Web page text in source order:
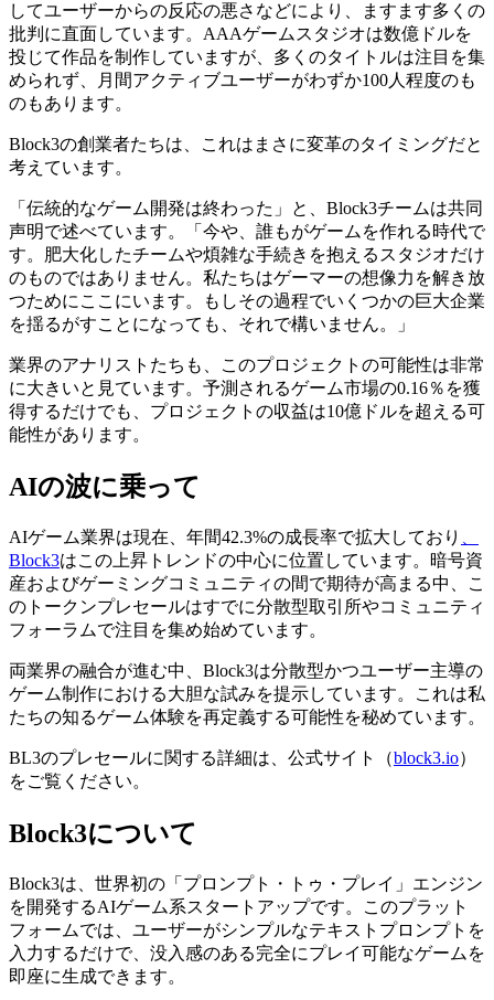
してユーザーからの反応の悪さなどにより、ますます多くの
批判に直面しています。AAAゲームスタジオは数億ドルを
投じて作品を制作していますが、多くのタイトルは注目を集
められず、月間アクティブユーザーがわずか100人程度のも
のもあります。
Block3の創業者たちは、これはまさに変革のタイミングだと
考えています。
「伝統的なゲーム開発は終わった」と、Block3チームは共同
声明で述べています。「今や、誰もがゲームを作れる時代で
す。肥大化したチームや煩雑な手続きを抱えるスタジオだけ
のものではありません。私たちはゲーマーの想像力を解き放
つためにここにいます。もしその過程でいくつかの巨大企業
を揺るがすことになっても、それで構いません。」
業界のアナリストたちも、このプロジェクトの可能性は非常
に大きいと見ています。予測されるゲーム市場の0.16％を獲
得するだけでも、プロジェクトの収益は10億ドルを超える可
能性があります。
AIの波に乗って
AIゲーム業界は現在、年間42.3%の成長率で拡大しており
Block3はこの上昇トレンドの中心に位置しています。暗号資
産およびゲーミングコミュニティの間で期待が高まる中、こ
のトークンプレセールはすでに分散型取引所やコミュニティ
フォーラムで注目を集め始めています。
両業界の融合が進む中、Block3は分散型かつユーザー主導の
ゲーム制作における大胆な試みを提示しています。これは私
たちの知るゲーム体験を再定義する可能性を秘めています。
BL3のプレセールに関する詳細は、公式サイト（block3.io）
をご覧ください。
Block3について
Block3は、世界初の「プロンプト・トゥ・プレイ」エンジン
を開発するAIゲーム系スタートアップです。このプラット
フォームでは、ユーザーがシンプルなテキストプロンプトを
入力するだけで、没入感のある完全にプレイ可能なゲームを
即座に生成できます。